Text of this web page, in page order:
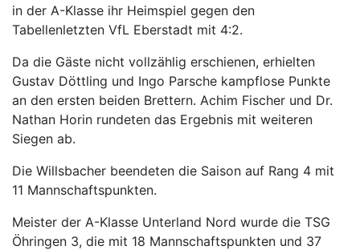
in der A-Klasse ihr Heimspiel gegen den
Tabellenletzten VfL Eberstadt mit 4:2.
Da die Gäste nicht vollzählig erschienen, erhielten
Gustav Döttling und Ingo Parsche kampflose Punkte
an den ersten beiden Brettern. Achim Fischer und Dr.
Nathan Horin rundeten das Ergebnis mit weiteren
Siegen ab.
Die Willsbacher beendeten die Saison auf Rang 4 mit
11 Mannschaftspunkten.
Meister der A-Klasse Unterland Nord wurde die TSG
Öhringen 3, die mit 18 Mannschaftspunkten und 37